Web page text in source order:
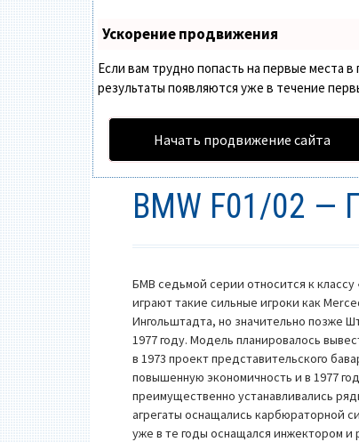
Ускорение продвижения
Если вам трудно попасть на первые места
результаты появляются уже в течение
Начать продвижение сайта
BMW F01/02
БМВ седьмой серии относится к
играют такие сильные игроки как
Ингольштадта, но значительно позже
1977 году. Модель планировалось
в 1973 проект представительского
повышенную экономичность и в 1977
преимущественно устанавливались
агрегаты оснащались карбюраторной
уже в те годы оснащался инжектором и